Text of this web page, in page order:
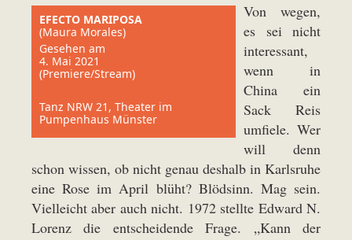
EFECTO MARIPOSA
(Maura Morales)
Gesehen am
4. Mai 2021
(Premiere/Stream)
Tanz NRW 21, Theater im
Pumpenhaus Münster
Von wegen,
es sei nicht
interessant,
wenn in
China ein
Sack Reis
umfiele. Wer
will denn
schon wissen, ob nicht genau deshalb in Karlsruhe
eine Rose im April blüht? Blödsinn. Mag sein.
Vielleicht aber auch nicht. 1972 stellte Edward N.
Lorenz die entscheidende Frage. „Kann der